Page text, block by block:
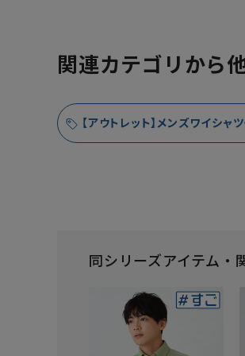
関連カテゴリから
【アウトレット】メンズワイシャ
同シリーズアイテム・